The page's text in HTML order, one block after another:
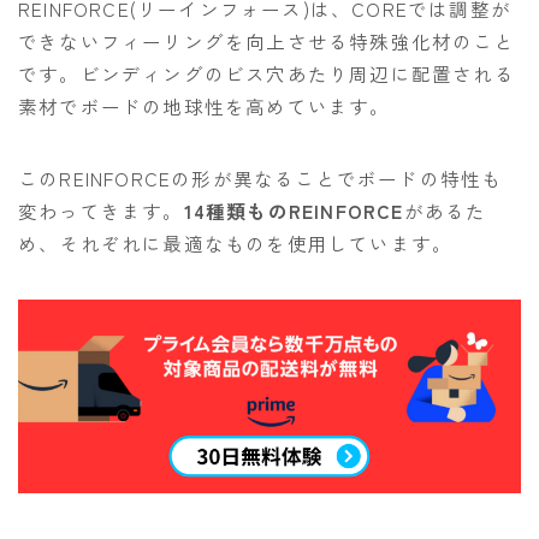
REINFORCE(リーインフォース)は、COREでは調整が
できないフィーリングを向上させる特殊強化材のこと
です。ビンディングのビス穴あたり周辺に配置される
素材でボードの地球性を高めています。
このREINFORCEの形が異なることでボードの特性も
変わってきます。 14種類ものREINFORCEがあるた
め、それぞれに最適なものを使用しています。